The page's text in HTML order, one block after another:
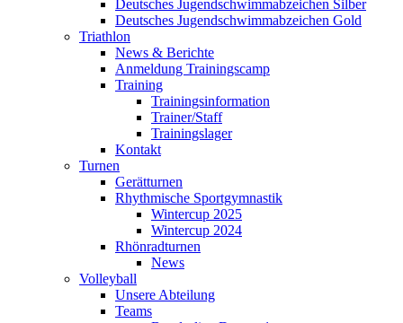
Deutsches Jugendschwimmabzeichen Silber
Deutsches Jugendschwimmabzeichen Gold
Triathlon
News & Berichte
Anmeldung Trainingscamp
Training
Trainingsinformation
Trainer/Staff
Trainingslager
Kontakt
Turnen
Gerätturnen
Rhythmische Sportgymnastik
Wintercup 2025
Wintercup 2024
Rhönradturnen
News
Volleyball
Unsere Abteilung
Teams